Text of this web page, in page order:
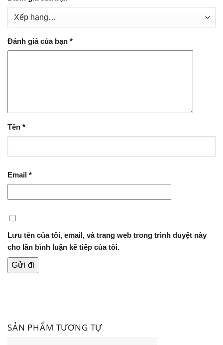
Đánh giá của bạn *
Tên *
Email *
Lưu tên của tôi, email, và trang web trong trình duyệt này
cho lần bình luận kế tiếp của tôi.
SẢN PHẨM TƯƠNG TỰ